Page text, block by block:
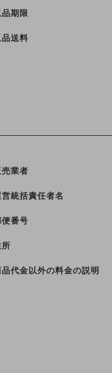
品期限
品送料
売業者
営統括責任者名
便番号
所
品代金以外の料金の説明